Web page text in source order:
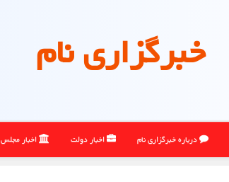
خبرگزاری نام
درباره خبرگزاری نام اخبار دولت اخبار مجلس